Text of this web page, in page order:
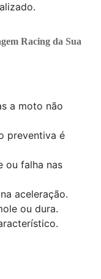
Racing da Sua
a moto não
preventiva é
ou falha nas
aceleração.
ou dura.